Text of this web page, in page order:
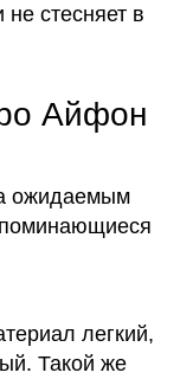
стесняет в
Айфон
ожидаемым
легкий,
Такой же